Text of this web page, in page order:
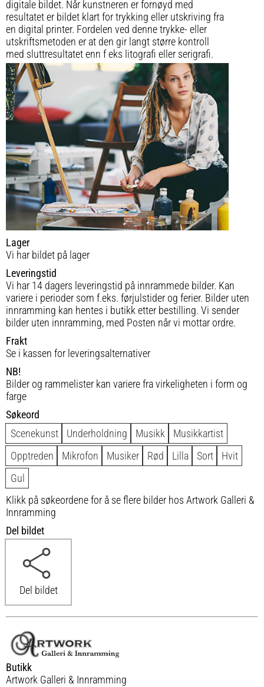
digitale bildet. Når kunstneren er fornøyd med
resultatet er bildet klart for trykking eller utskriving fra
en digital printer. Fordelen ved denne trykke- eller
utskriftsmetoden er at den gir langt større kontroll
med sluttresultatet enn f eks litografi eller serigrafi.
Lager
Vi har bildet på lager
Leveringstid
Vi har 14 dagers leveringstid på innrammede bilder. Kan
variere i perioder som f.eks. førjulstider og ferier. Bilder uten
innramming kan hentes i butikk etter bestilling. Vi sender
bilder uten innramming, med Posten når vi mottar ordre.
Frakt
Se i kassen for leveringsalternativer
NB!
Bilder og rammelister kan variere fra virkeligheten i form og
farge
Søkeord
Scenekunst
Underholdning Musikk
Musikkartist
Opptreden
Mikrofon Musiker Rød Lilla Sort
Hvit
Gul
Klikk på søkeordene for å se flere bilder hos Artwork Galleri &
Innramming
Del bildet
Del bildet
Butikk
Artwork Galleri & Innramming